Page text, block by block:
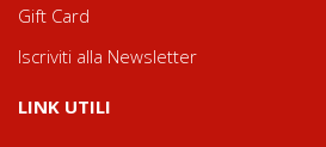
Gift Card
Iscriviti alla Newsletter
LINK UTILI